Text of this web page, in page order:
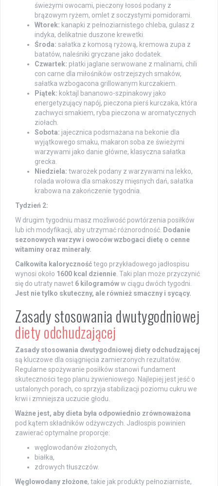
świeżymi owocami, pieczony łosoś podany z
brązowym ryżem, omlet z soczystymi pomidorami.
Wtorek: kanapki z pełnoziarnistego chleba, gulasz z
indyka, delikatnie duszone krewetki.
Środa: sałatka z komosą ryżową, kremowa zupa z
batatów, naleśniki gryczane jako dodatek.
Czwartek: płatki jaglane serwowane z malinami, chili
con carne dla miłośników ostrzejszych smaków,
sałatka wzbogacona grillowanym kurczakiem.
Piątek: koktajl bananowo-szpinakowy jako
energetyzujący napój, pieczona pierś kurczaka, która
zachwyci smakiem, ryba pieczona w aromatycznych
ziołach.
Sobota: jajecznica podsmażana na bekonie dla
wyjątkowego smaku, makaron soba ze świeżymi
warzywami jako danie główne, klasyczna sałatka
grecka.
Niedziela: twarożek podany z warzywami na lekko,
rolada wołowa dla smakoszy mięsnych dań, sałatka
krabowa na zakończenie tygodnia.
Tydzień 2:
W drugim tygodniu masz możliwość powtórzenia posiłków
lub ich modyfikacji, aby utrzymać różnorodność. Dodanie
sezonowych warzyw i owoców wzbogaci dietę o cenne
witaminy oraz minerały.
Całkowita kalorycznośćtego przykładowego jadłospisu
wynosi około 1600 kcal dziennie . Taki plan może przyczynić
się do utraty nawet 6 kilogramóww ciągu dwóch tygodni.
Jest nie tylko skuteczny, ale również smaczny i sycący.
Zasady stosowania dwutygodniowej
diety odchudzającej
Zasady stosowania dwutygodniowej diety odchudzającej
są kluczowe dla osiągnięcia zamierzonych rezultatów.
Regularne spożywanie posiłków stanowi fundament
skuteczności tego planu żywieniowego. Najlepiej jest jeść o
ustalonych porach, co sprzyja stabilizacji poziomu cukru we
krwi i zmniejsza uczucie głodu.
Ważne jest, aby dieta była odpowiednio zrównoważona
pod kątem składników odżywczych. Jadłospis powinien
zawierać optymalne proporcje:
węglowodanów złożonych,
białka,
zdrowych tłuszczów.
Węglowodany złożone, takie jak produkty pełnoziarniste,